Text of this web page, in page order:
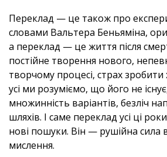
Переклад — це також про
словами Вальтера Беньяміна,
а переклад — це життя після
постійне творення нового,
творчому процесі, страх зробити
усі ми розуміємо, що його не
множинність варіантів, безліч
шляхів. І саме переклад усі ці
нові пошуки. Він — рушійна сила
мислення.